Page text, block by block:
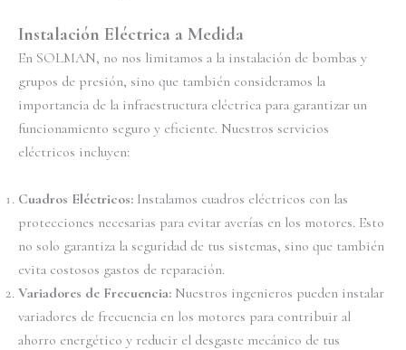
Instalación Eléctrica a Medida
En SOLMAN, no nos limitamos a la instalación de bombas y
grupos de presión, sino que también consideramos la
importancia de la infraestructura eléctrica para garantizar un
funcionamiento seguro y eficiente. Nuestros servicios
eléctricos incluyen:
Cuadros Eléctricos: Instalamos cuadros eléctricos con las
protecciones necesarias para evitar averías en los motores. Esto
no solo garantiza la seguridad de tus sistemas, sino que también
evita costosos gastos de reparación.
Variadores de Frecuencia: Nuestros ingenieros pueden instalar
variadores de frecuencia en los motores para contribuir al
ahorro energético y reducir el desgaste mecánico de tus